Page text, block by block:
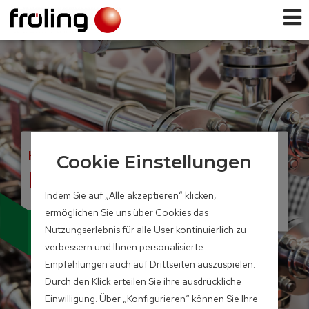
HACKGUT- UND PELLETSKESSEL
Energiebox
Individual
Cookie Einstellungen
Indem Sie auf „Alle akzeptieren“ klicken,
ermöglichen Sie uns über Cookies das
Nutzungserlebnis für alle User kontinuierlich zu
verbessern und Ihnen personalisierte
Empfehlungen auch auf Drittseiten auszuspielen.
Durch den Klick erteilen Sie ihre ausdrückliche
Einwilligung. Über „Konfigurieren“ können Sie Ihre